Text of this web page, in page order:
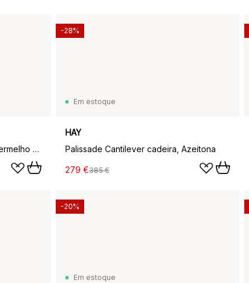
Palissade Cantilever cadeira, Vermelho ferro
Em estoque
HAY
Palissade Cantilever cadeira, Azeitona
279 €385 €
-28%
Em estoque
-20%